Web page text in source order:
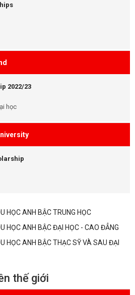
2022/23
học
HỌC ANH BẬC TRUNG HỌC
HỌC ANH BẬC ĐẠI HỌC - CAO ĐẲNG
HỌC ANH BẬC THẠC SỸ VÀ SAU ĐẠI
thế giới